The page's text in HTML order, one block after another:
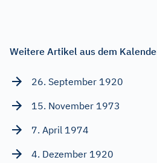
Weitere Artikel aus dem
26. September 1920
15. November 1973
7. April 1974
4. Dezember 1920